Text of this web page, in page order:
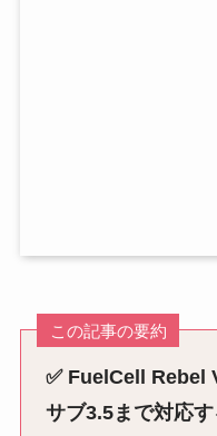
この記事の要約
✅ FuelCell Rebel
サブ3.5まで対応